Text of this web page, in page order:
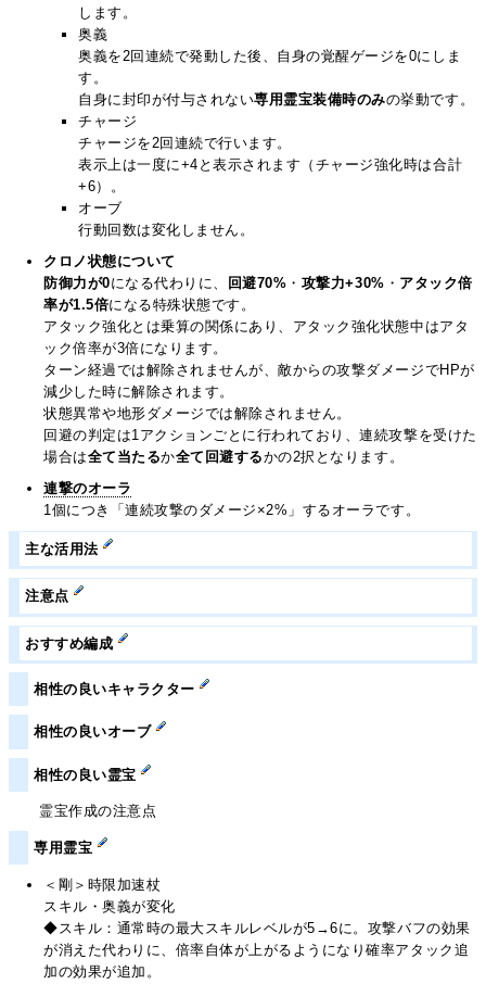
します。
奥義
奥義を2回連続で発動した後、自身の覚醒ゲージを0にしま
す。
自身に封印が付与されない専用霊宝装備時のみの挙動です。
チャージ
チャージを2回連続で行います。
表示上は一度に+4と表示されます（チャージ強化時は合計
+6）。
オーブ
行動回数は変化しません。
クロノ状態について
防御力が0になる代わりに、 回避70% ・ 攻撃力+30% ・ アタック倍
率が1.5倍になる特殊状態です。
アタック強化とは乗算の関係にあり、アタック強化状態中はアタ
ック倍率が3倍になります。
ターン経過では解除されませんが、敵からの攻撃ダメージでHPが
減少した時に解除されます。
状態異常や地形ダメージでは解除されません。
回避の判定は1アクションごとに行われており、連続攻撃を受けた
場合は全て当たるか全て回避するかの2択となります。
連撃のオーラ
1個につき「連続攻撃のダメージ×2%」するオーラです。
主な活用法
注意点
おすすめ編成
相性の良いキャラクター
相性の良いオーブ
相性の良い霊宝
霊宝作成の注意点
専用霊宝
＜剛＞時限加速杖
スキル・奥義が変化
◆スキル：通常時の最大スキルレベルが5→6に。攻撃バフの効果
が消えた代わりに、倍率自体が上がるようになり確率アタック追
加の効果が追加。